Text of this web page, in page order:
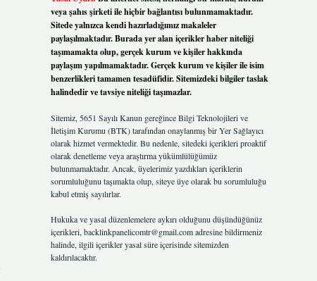
veya şahıs şirketi ile hiçbir bağlantısı bulunmamaktadır.
Sitede yalnızca kendi hazırladığımız makaleler
paylaşılmaktadır. Burada yer alan içerikler haber niteliği
taşımamakta olup, gerçek kurum ve kişiler hakkında
paylaşım yapılmamaktadır. Gerçek kurum ve kişiler ile isim
benzerlikleri tamamen tesadüfidir. Sitemizdeki bilgiler taslak
halindedir ve tavsiye niteliği taşımazlar.
Sitemiz, 5651 Sayılı Kanun gereğince Bilgi Teknolojileri ve
İletişim Kurumu (BTK) tarafından onaylanmış bir Yer Sağlayıcı
olarak hizmet vermektedir. Bu nedenle, sitedeki içerikleri proaktif
olarak denetleme veya araştırma yükümlülüğümüz
bulunmamaktadır. Ancak, üyelerimiz yazdıkları içeriklerin
sorumluluğunu taşımakta olup, siteye üye olarak bu sorumluluğu
kabul etmiş sayılırlar.
Hukuka ve yasal düzenlemelere aykırı olduğunu düşündüğünüz
içerikleri, backlinkpanelicomtr@gmail.comadresine bildirmeniz
halinde, ilgili içerikler yasal süre içerisinde sitemizden
kaldırılacaktır.